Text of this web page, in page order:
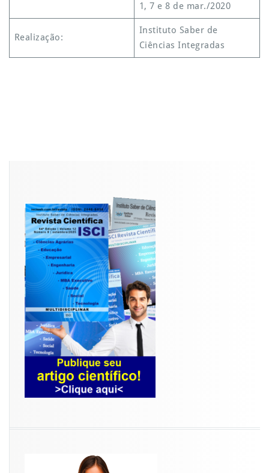
1, 7 e 8 de mar./2020
Realização:
Instituto Saber de
Ciências Integradas